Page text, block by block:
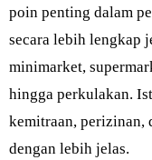
poin penting dalam
secara lebih lengkap
minimarket,
hingga perkulakan.
kemitraan, perizinan,
dengan lebih jelas.